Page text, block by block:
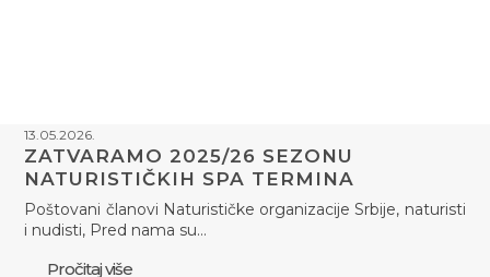
13.05.2026.
ZATVARAMO 2025/26 SEZONU
NATURISTIČKIH SPA TERMINA
Poštovani članovi Naturističke organizacije Srbije, naturisti
i nudisti, Pred nama su…
Pročitaj više